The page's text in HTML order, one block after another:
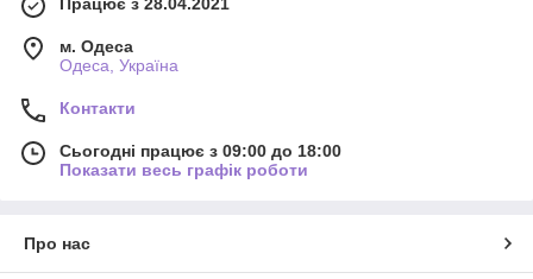
м. Одеса
Одеса, Україна
Контакти
Сьогодні працює з 09:00 до 18:00
Показати весь графік роботи
Про нас